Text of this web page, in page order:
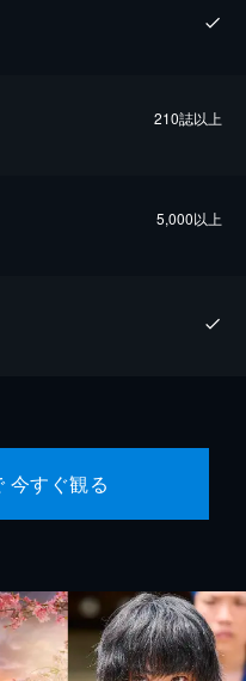
210誌以上
5,000以上
今すぐ観る